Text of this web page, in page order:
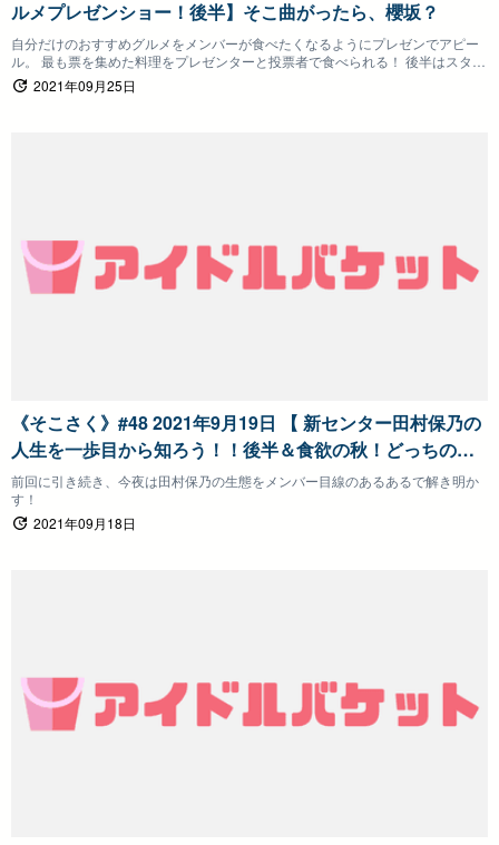
ルメプレゼンショー！後半】そこ曲がったら、櫻坂？
自分だけのおすすめグルメをメンバーが食べたくなるようにプレゼンでアピー
ル。 最も票を集めた料理をプレゼンターと投票者で食べられる！ 後半はスタジ
2021年09月25日
《そこさく》#48 2021年9月19日 【 新センター田村保乃の
人生を一歩目から知ろう！！後半＆食欲の秋！どっちのグ
ルメプレゼンショー！前半】そこ曲がったら、櫻坂？
前回に引き続き、今夜は田村保乃の生態をメンバー目線のあるあるで解き明か
す！
2021年09月18日